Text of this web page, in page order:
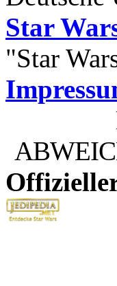
Star
"Star